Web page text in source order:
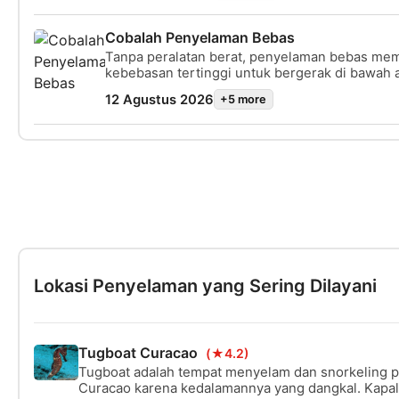
keajaiban scuba diving. Di akhir kursus
tidak sabar untuk menyelam berikutnya.
petualangan menyelam yang menanti Anda
hanyalah permulaan. Mulai hari ini!
Cobalah Penyelaman Bebas
Tanpa peralatan berat, penyelaman bebas
kebebasan tertinggi untuk bergerak di bawah
mudah. Ini adalah bentuk penyelaman yang
memberi Anda perasaan tak tertandingi
lautan. Kursus Try Freediving berlangsung di
yang terbatas dan Anda akan segera
12 Agustus 2026 +5 more
Lokasi Penyelaman yang Sering Dilayani
Tugboat Curacao (★4.2)
Tugboat adalah tempat menyelam dan snorkeling
Curacao karena kedalamannya yang dangkal.